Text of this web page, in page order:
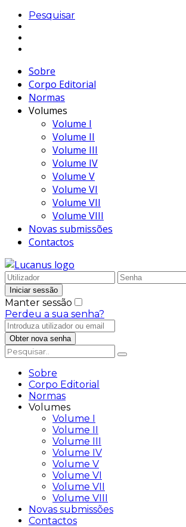
Pesquisar
Sobre
Corpo Editorial
Normas
Volumes
Volume I
Volume II
Volume III
Volume IV
Volume V
Volume VI
Volume VII
Volume VIII
Novas submissões
Contactos
Manter sessão
Perdeu a sua senha?
Sobre
Corpo Editorial
Normas
Volumes
Volume I
Volume II
Volume III
Volume IV
Volume V
Volume VI
Volume VII
Volume VIII
Novas submissões
Contactos